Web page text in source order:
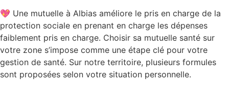
💖 Une mutuelle à Albias améliore le pris en charge de la
protection sociale en prenant en charge les dépenses
faiblement pris en charge. Choisir sa mutuelle santé sur
votre zone s’impose comme une étape clé pour votre
gestion de santé. Sur notre territoire, plusieurs formules
sont proposées selon votre situation personnelle.